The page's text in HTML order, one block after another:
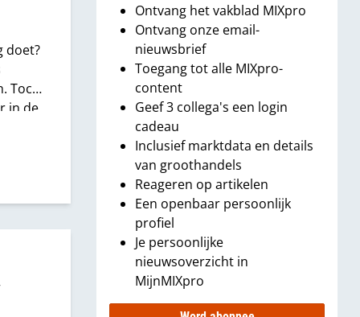
doet?
Toch
in de
Ontvang het vakblad MIXpro
Ontvang onze email-
nieuwsbrief
Toegang tot alle MIXpro-
content
Geef 3 collega's een login
cadeau
Inclusief marktdata en details
van groothandels
Reageren op artikelen
Een openbaar persoonlijk
profiel
Je persoonlijke
nieuwsoverzicht in
MijnMIXpro